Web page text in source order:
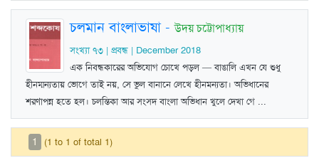
চলমান বাংলাভাষা-উদয় চট্টোপাধ্যায়
সংখ্যা ৭৩ | প্রবন্ধ | December 2018
এক নিবন্ধকারের অভিযোগ চোখে পড়ল — বাঙালি এখন যে শুধু
হীনম্মন্যতায় ভোগে তাই নয়, সে ভুল বানানে লেখে হীনমন্যতা। অভিধানের
শরণাপন্ন হতে হল। চলন্তিকা আর সংসদ বাংলা অভিধান খুলে দেখা গে ...
1 (1 to 1 of total 1)